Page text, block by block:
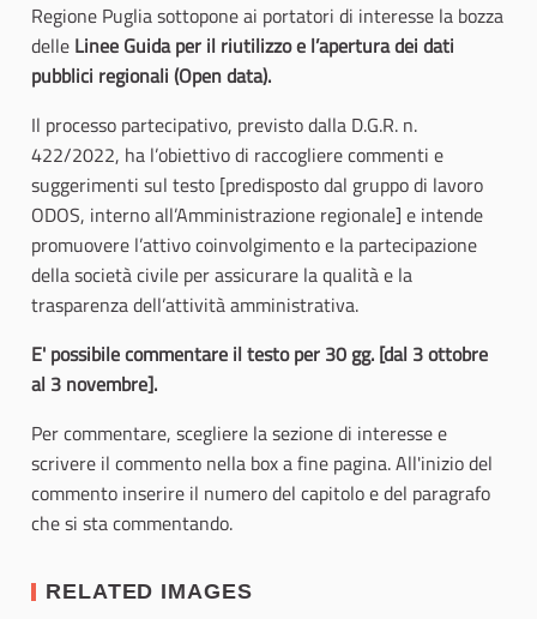
Regione Puglia sottopone ai portatori di interesse la bozza
delle Linee Guida per il riutilizzo e l’apertura dei dati
pubblici regionali (Open data).
Il processo partecipativo, previsto dalla D.G.R. n.
422/2022, ha l’obiettivo di raccogliere commenti e
suggerimenti sul testo [predisposto dal gruppo di lavoro
ODOS, interno all’Amministrazione regionale] e intende
promuovere l’attivo coinvolgimento e la partecipazione
della società civile per assicurare la qualità e la
trasparenza dell’attività amministrativa.
E' possibile commentare il testo per 30 gg. [dal 3 ottobre
al 3 novembre].
Per commentare, scegliere la sezione di interesse e
scrivere il commento nella box a fine pagina. All'inizio del
commento inserire il numero del capitolo e del paragrafo
che si sta commentando.
RELATED IMAGES